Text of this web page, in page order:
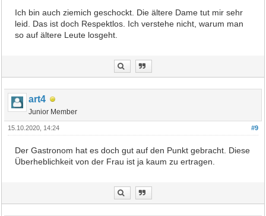
Ich bin auch ziemich geschockt. Die ältere Dame tut mir sehr
leid. Das ist doch Respektlos. Ich verstehe nicht, warum man
so auf ältere Leute losgeht.
art4
Junior Member
#9
15.10.2020, 14:24
Der Gastronom hat es doch gut auf den Punkt gebracht. Diese
Überheblichkeit von der Frau ist ja kaum zu ertragen.